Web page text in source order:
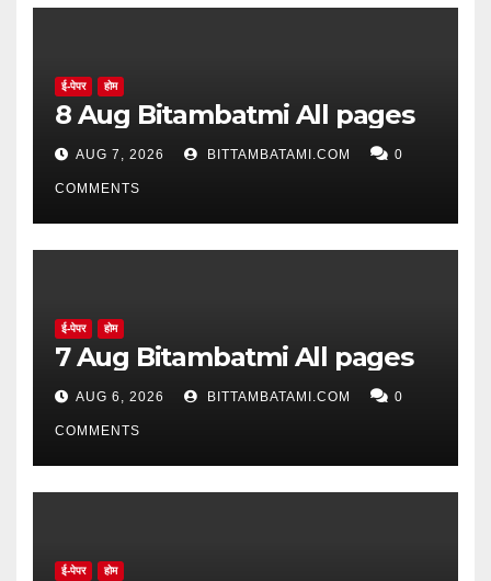
ई-पेपर होम
8 Aug Bitambatmi All pages
AUG 7, 2026 BITTAMBATAMI.COM 0
COMMENTS
ई-पेपर होम
7 Aug Bitambatmi All pages
AUG 6, 2026 BITTAMBATAMI.COM 0
COMMENTS
ई-पेपर होम